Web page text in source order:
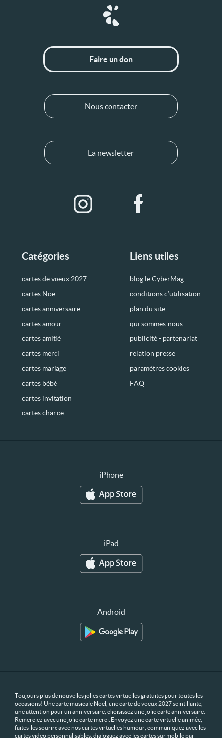
Catégories
cartes de voeux 2027
cartes Noël
cartes anniversaire
cartes amour
cartes amitié
cartes merci
cartes mariage
cartes bébé
cartes invitation
cartes chance
Liens utiles
blog le CyberMag
conditions d’utilisation
plan du site
qui sommes-nous
publicité - partenariat
relation presse
paramètres cookies
FAQ
Faire un don
Nous contacter
La newsletter
iPhone
iPad
Android
Toujours plus de nouvelles jolies cartes virtuelles gratuites pour toutes les
occasions! Une carte musicale Noël, une carte de voeux 2027 scintillante,
une attention pour un anniversaire, choisissez une jolie carte anniversaire.
Remerciez avec une jolie carte merci. Envoyez une carte virtuelle animée,
faites-les sourire avec nos cartes virtuelles humour, communiquez avec les
cartes video personnalisables, dialoguez avec les cartes sur mobile par